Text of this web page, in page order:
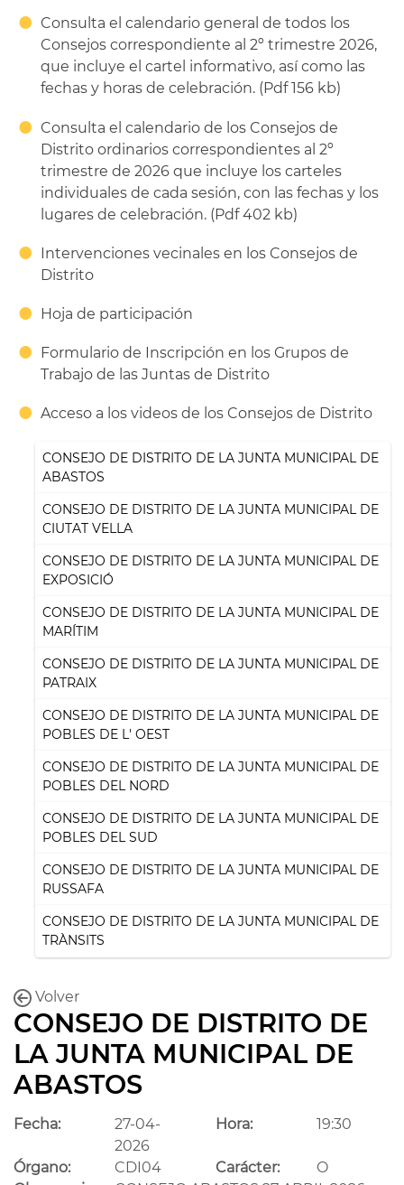
Consulta el calendario general de todos los
Consejos correspondiente al 2º trimestre 2026,
que incluye el cartel informativo, así como las
fechas y horas de celebración. (Pdf 156 kb)
Consulta el calendario de los Consejos de
Distrito ordinarios correspondientes al 2º
trimestre de 2026 que incluye los carteles
individuales de cada sesión, con las fechas y los
lugares de celebración. (Pdf 402 kb)
Intervenciones vecinales en los Consejos de
Distrito
Hoja de participación
Formulario de Inscripción en los Grupos de
Trabajo de las Juntas de Distrito
Acceso a los videos de los Consejos de Distrito
CONSEJO DE DISTRITO DE LA JUNTA MUNICIPAL DE
ABASTOS
CONSEJO DE DISTRITO DE LA JUNTA MUNICIPAL DE
CIUTAT VELLA
CONSEJO DE DISTRITO DE LA JUNTA MUNICIPAL DE
EXPOSICIÓ
CONSEJO DE DISTRITO DE LA JUNTA MUNICIPAL DE
MARÍTIM
CONSEJO DE DISTRITO DE LA JUNTA MUNICIPAL DE
PATRAIX
CONSEJO DE DISTRITO DE LA JUNTA MUNICIPAL DE
POBLES DE L' OEST
CONSEJO DE DISTRITO DE LA JUNTA MUNICIPAL DE
POBLES DEL NORD
CONSEJO DE DISTRITO DE LA JUNTA MUNICIPAL DE
POBLES DEL SUD
CONSEJO DE DISTRITO DE LA JUNTA MUNICIPAL DE
RUSSAFA
CONSEJO DE DISTRITO DE LA JUNTA MUNICIPAL DE
TRÀNSITS
Volver
CONSEJO DE DISTRITO DE
LA JUNTA MUNICIPAL DE
ABASTOS
Fecha:
27-04-
2026
Hora: 19:30
Órgano: CDI04 Carácter:
O